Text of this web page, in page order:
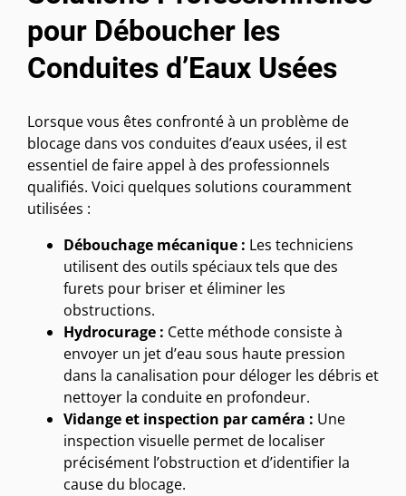
pour Déboucher les
Conduites d’Eaux Usées
Lorsque vous êtes confronté à un problème de
blocage dans vos conduites d’eaux usées, il est
essentiel de faire appel à des professionnels
qualifiés. Voici quelques solutions couramment
utilisées :
Débouchage mécanique : Les techniciens
utilisent des outils spéciaux tels que des
furets pour briser et éliminer les
obstructions.
Hydrocurage : Cette méthode consiste à
envoyer un jet d’eau sous haute pression
dans la canalisation pour déloger les débris et
nettoyer la conduite en profondeur.
Vidange et inspection par caméra : Une
inspection visuelle permet de localiser
précisément l’obstruction et d’identifier la
cause du blocage.